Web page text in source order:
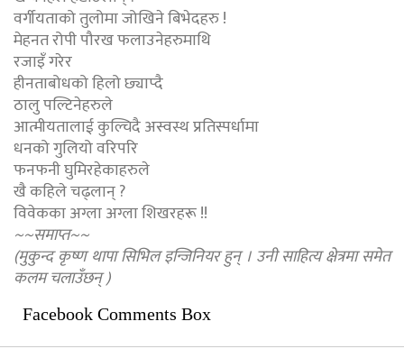
वर्गीयताको तुलोमा जोखिने बिभेदहरु !
मेहनत रोपी पौरख फलाउनेहरुमाथि
रजाइँ गरेर
हीनताबोधको हिलो छ्याप्दै
ठालु पल्टिनेहरुले
आत्मीयतालाई कुल्चिदै अस्वस्थ प्रतिस्पर्धामा
धनको गुलियो वरिपरि
फनफनी घुमिरहेकाहरुले
खै कहिले चढ्लान् ?
विवेकका अग्ला अग्ला शिखरहरू !!
~~समाप्त~~
(मुकुन्द कृष्ण थापा सिभिल इन्जिनियर हुन् । उनी साहित्य क्षेत्रमा समेत
कलम चलाउँछन् )
Facebook Comments Box